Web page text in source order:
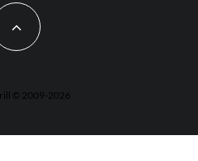
© 2009-2026